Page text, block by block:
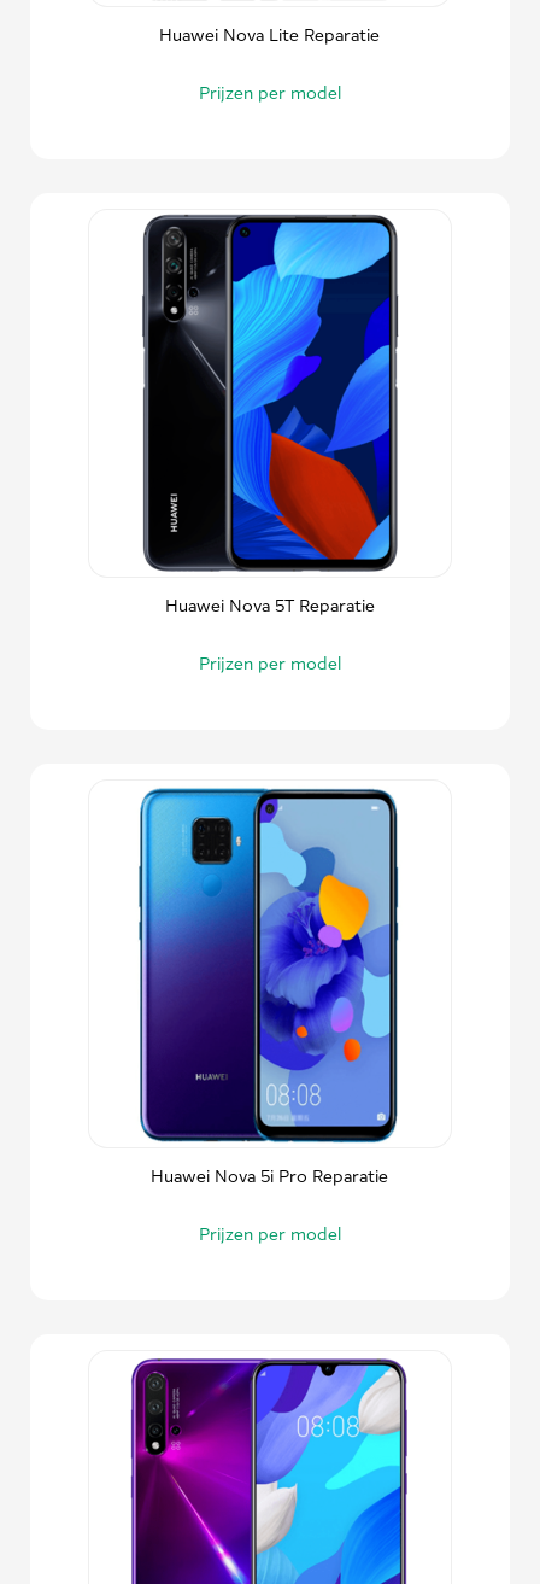
Huawei Nova Lite Reparatie
Prijzen per model
Huawei Nova 5T Reparatie
Prijzen per model
Huawei Nova 5i Pro Reparatie
Prijzen per model